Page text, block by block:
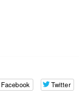
Facebook Twitter